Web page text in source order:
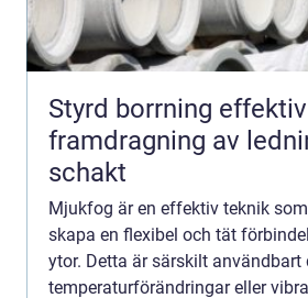
Styrd borrning effektiv
framdragning av
schakt
Mjukfog är en effektiv teknik
skapa en flexibel och tät
ytor. Detta är särskilt användbart
temperaturförändringar eller